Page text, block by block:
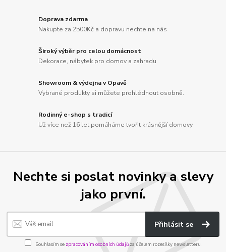
Doprava zdarma
Nakupte za 2500Kč a dopravu nechte na nás
Široký výběr pro celou domácnost
Dekorace, nábytek pro domov a zahradu
Showroom & výdejna v Opavě
Vybrané produkty si můžete prohlédnout osobně.
Rodinný e-shop s tradicí
Už více než 16 let pomáháme tvořit krásnější domovy
Nechte si poslat novinky a slevy
jako první.
Přihlásit se
Souhlasím se zpracováním osobních údajůza účelem rozesílky newsletteru.